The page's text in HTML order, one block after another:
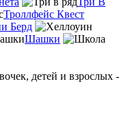
Троллфейс Квест
Берд
Шашки
детей и взрослых -